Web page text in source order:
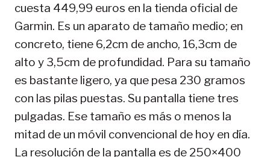
cuesta 449,99 euros en la tienda oficial de
Garmin. Es un aparato de tamaño medio; en
concreto, tiene 6,2cm de ancho, 16,3cm de
alto y 3,5cm de profundidad. Para su tamaño
es bastante ligero, ya que pesa 230 gramos
con las pilas puestas. Su pantalla tiene tres
pulgadas. Ese tamaño es más o menos la
mitad de un móvil convencional de hoy en día.
La resolución de la pantalla es de 250×400